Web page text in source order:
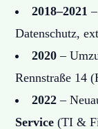
2018–2021
Datenschutz,
2020 –
Rennstraße 14
2022 –
Service (TI &